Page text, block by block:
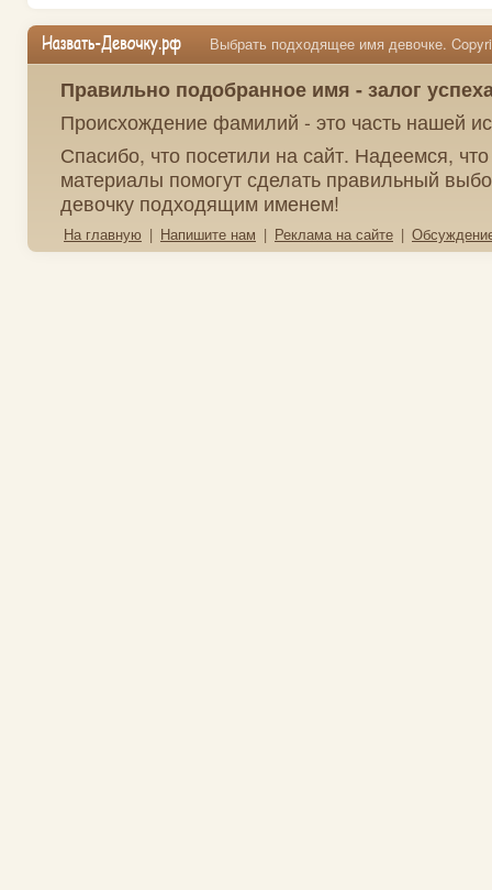
Выбрать подходящее имя девочке.
Правильно подобранное имя - залог
Происхождение фамилий - это часть нашей
Спасибо, что посетили на сайт. Надеемся,
материалы помогут сделать правильный
девочку подходящим именем!
На главную | Напишите нам | Реклама на сайте |